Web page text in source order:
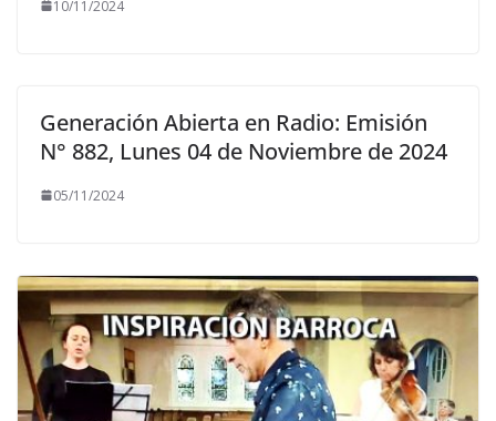
10/11/2024
Generación Abierta en Radio: Emisión
N° 882, Lunes 04 de Noviembre de 2024
05/11/2024